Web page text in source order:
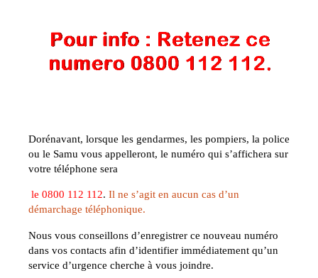
Dorénavant, lorsque les gendarmes, les pompiers, la police
ou le Samu vous appelleront, le numéro qui s’affichera sur
votre téléphone sera
le 0800 112 112. Il ne s’agit en aucun cas d’un
démarchage téléphonique.
Nous vous conseillons d’enregistrer ce nouveau numéro
dans vos contacts afin d’identifier immédiatement qu’un
service d’urgence cherche à vous joindre.